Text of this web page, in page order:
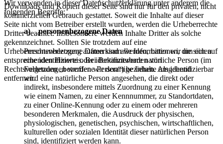
Downloads und Kopien dieser Seite sind nur für den privaten, nicht
kommerziellen Gebrauch gestattet. Soweit die Inhalte auf dieser
Seite nicht vom Betreiber erstellt wurden, werden die Urheberrechte
Dritter beachtet. Insbesondere werden Inhalte Dritter als solche
gekennzeichnet. Sollten Sie trotzdem auf eine
Urheberrechtsverletzung aufmerksam werden, bitten wir um einen
entsprechenden Hinweis. Bei Bekanntwerden von
Rechtsverletzungen werden wir derartige Inhalte umgehend
entfernen.
Wir verwenden in dieser Datenschutzerklärung unter anderem die
folgenden Begriffe:
a) personenbezogene Daten
Personenbezogene Daten sind alle Informationen, die sich auf
eine identifizierte oder identifizierbare natürliche Person (im
Folgenden „betroffene Person“) beziehen. Als identifizierbar
wird eine natürliche Person angesehen, die direkt oder
indirekt, insbesondere mittels Zuordnung zu einer Kennung
wie einem Namen, zu einer Kennnummer, zu Standortdaten,
zu einer Online-Kennung oder zu einem oder mehreren
besonderen Merkmalen, die Ausdruck der physischen,
physiologischen, genetischen, psychischen, wirtschaftlichen,
kulturellen oder sozialen Identität dieser natürlichen Person
sind, identifiziert werden kann.